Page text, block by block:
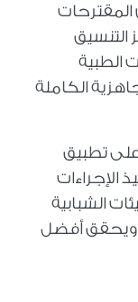
التنسيق
الطبية
الكاملة
على تطبيق
الإجراءات
الشبابية
ويحقق أفضل